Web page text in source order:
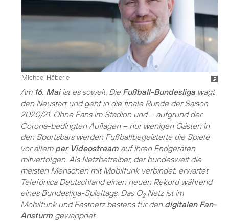
Michael Häberle
Am 16. Maiist es soweit: Die Fußball-Bundesliga wagt
den Neustart und geht in die finale Runde der Saison
2020/21. Ohne Fans im Stadion und – aufgrund der
Corona-bedingten Auflagen – nur wenigen Gästen in
den Sportsbars werden Fußballbegeisterte die Spiele
vor allem per Videostream auf ihren Endgeräten
mitverfolgen. Als Netzbetreiber, der bundesweit die
meisten Menschen mit Mobilfunk verbindet, erwartet
Telefónica Deutschland einen neuen Rekord während
eines Bundesliga-Spieltags. Das O2Netz ist im
Mobilfunk und Festnetz bestens für den digitalen Fan-
Ansturm gewappnet.